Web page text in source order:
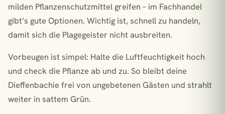
milden Pflanzenschutzmittel greifen – im Fachhandel
gibt’s gute Optionen. Wichtig ist, schnell zu handeln,
damit sich die Plagegeister nicht ausbreiten.
Vorbeugen ist simpel: Halte die Luftfeuchtigkeit hoch
und check die Pflanze ab und zu. So bleibt deine
Dieffenbachie frei von ungebetenen Gästen und strahlt
weiter in sattem Grün.